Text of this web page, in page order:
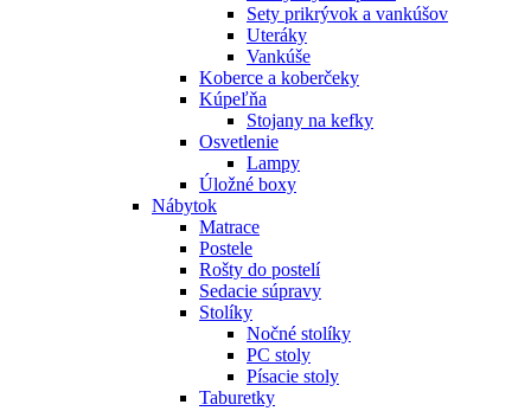
Sety prikrývok a vankúšov
Uteráky
Vankúše
Koberce a koberčeky
Kúpeľňa
Stojany na kefky
Osvetlenie
Lampy
Úložné boxy
Nábytok
Matrace
Postele
Rošty do postelí
Sedacie súpravy
Stolíky
Nočné stolíky
PC stoly
Písacie stoly
Taburetky